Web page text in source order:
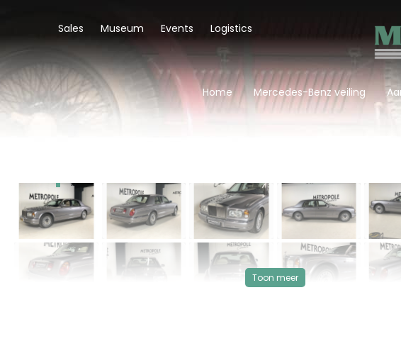
Sales Museum Events Logistics
Home Mercedes-Benz veiling
VERKOCHT
‹
Toon meer